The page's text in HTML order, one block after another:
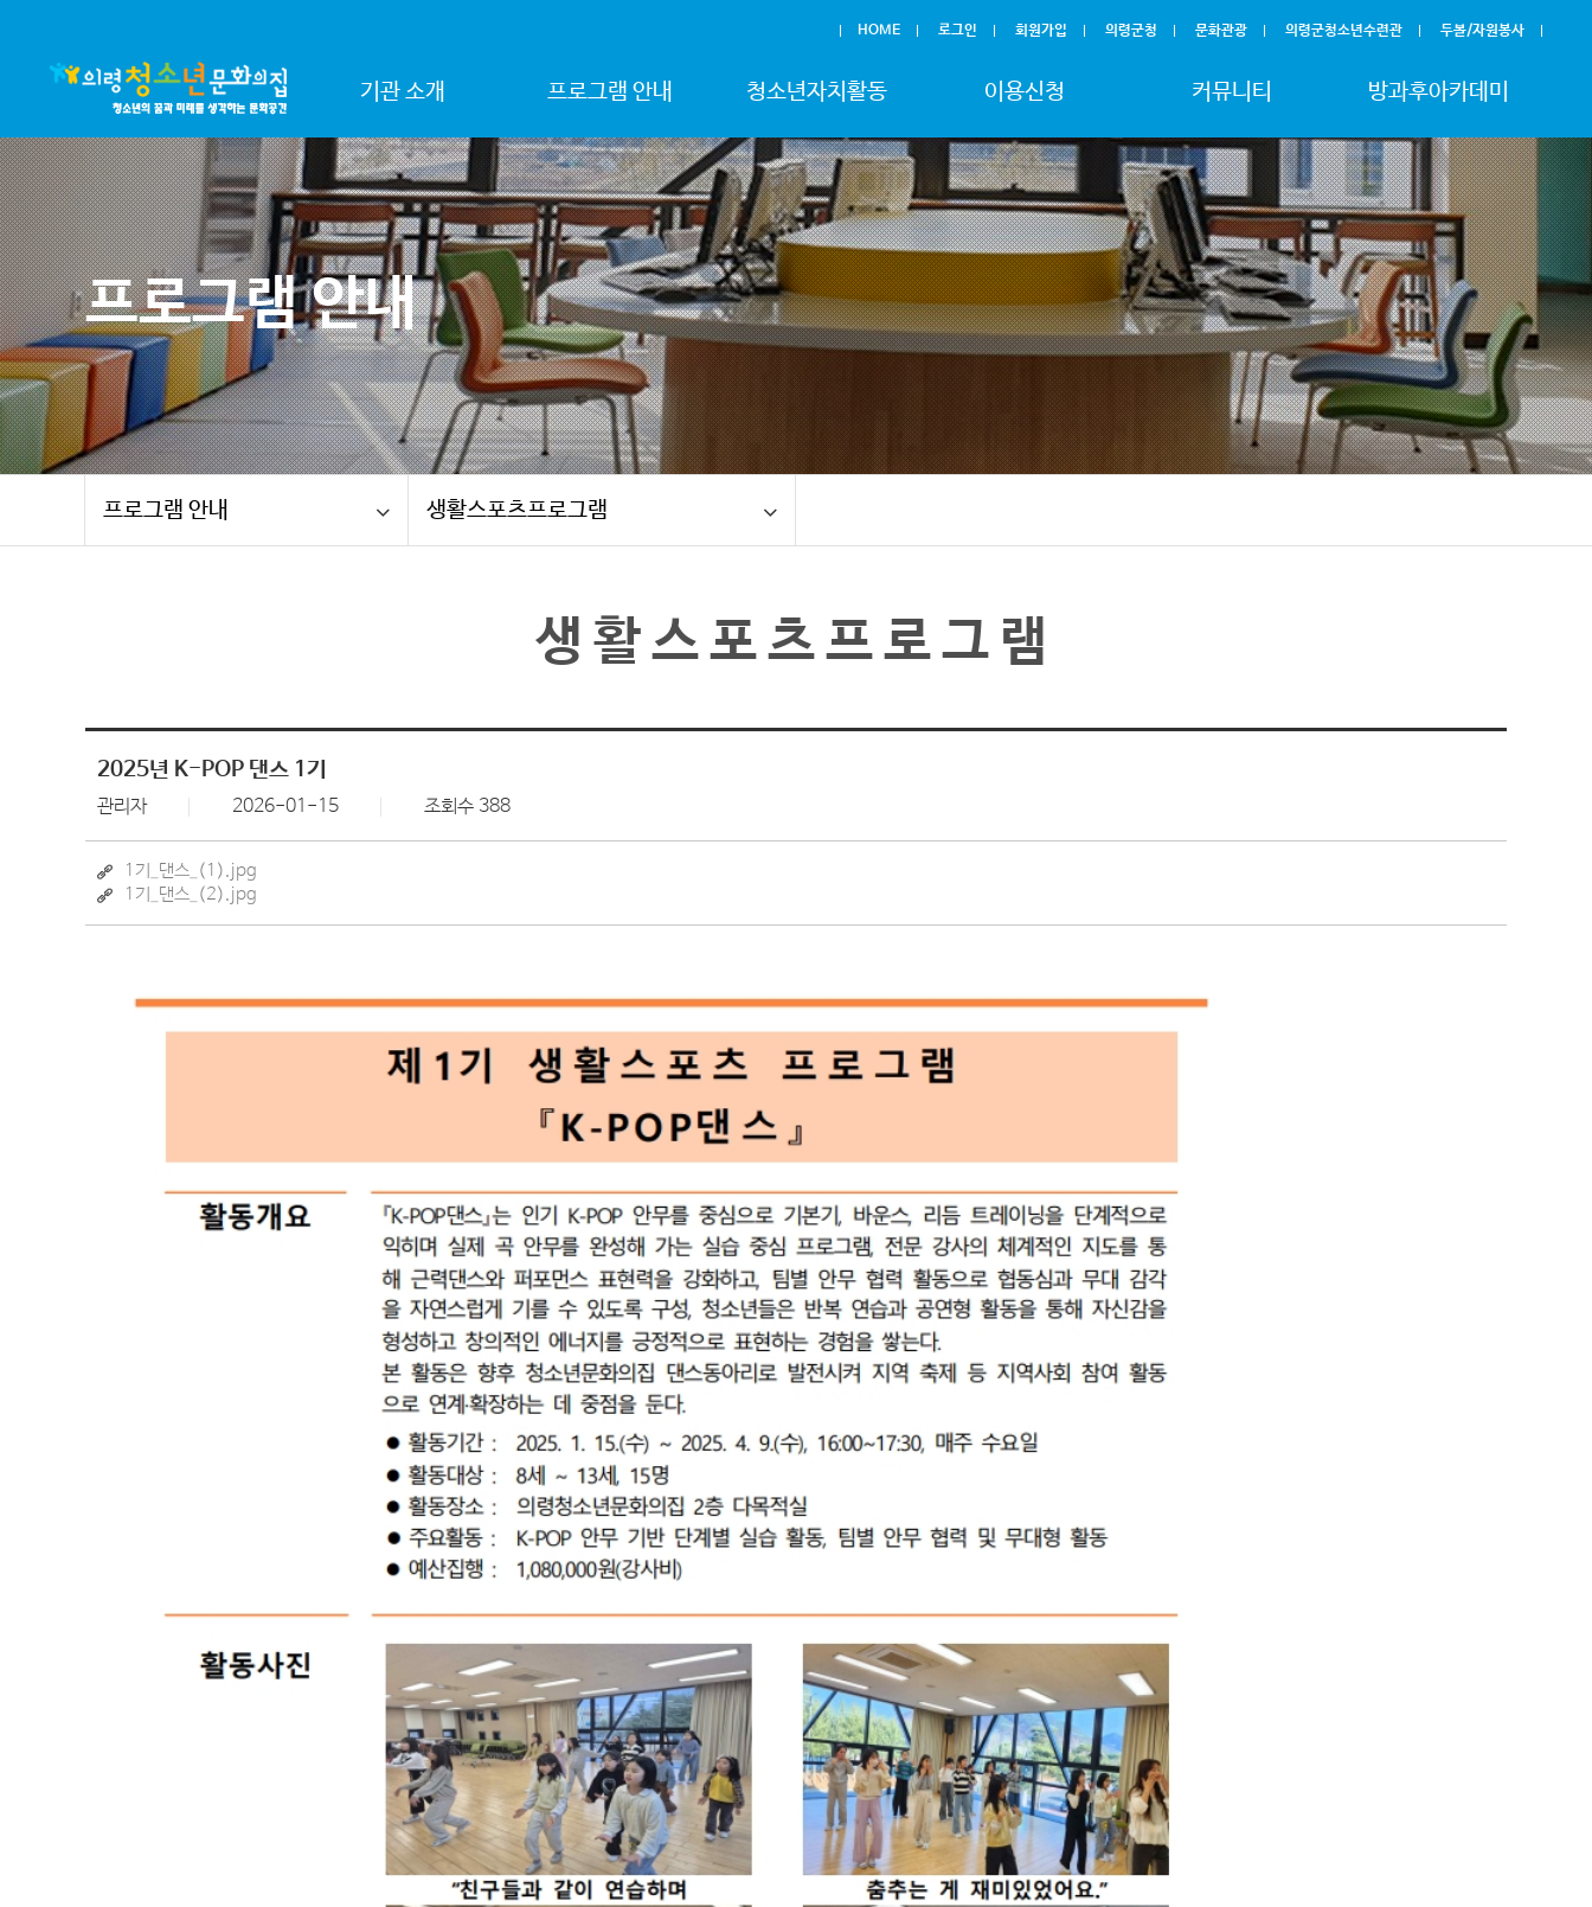
HOME 로그인 회원가입 의령군청 문화관광 의령군청소년수련관 두볼/자원봉사
기관 소개 프로그램 안내 청소년자치활동 이용신청 커뮤니티 방과후아카데미
프로그램 안내
프로그램 안내 생활스포츠프로그램
생활스포츠프로그램
2025년 K-POP 댄스 1기
관리자 2026-01-15 조회수 388
1기_댄스_(1).jpg
1기_댄스_(2).jpg